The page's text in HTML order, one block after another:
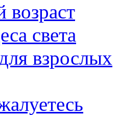
света
взрослых